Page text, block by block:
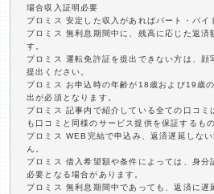
場合収入証明必要
プロミス 安定した収入があればパート・バイ
プロミス 無利息期間中に、残高に応じた返済
す。
プロミス 運転免許証を提出できない方は、顔
提出ください。
プロミス お申込時の年齢が18歳および19歳
出が必須となります。
プロミス 記事内で紹介している全ての口コミ
も口コミと同様のサービス提供を保証するも
プロミス WEB完結で申込み、返済遅延しな
ん。
プロミス 借入希望額や条件によっては、身分
必要となる場合があります。
プロミス 無利息期間中であっても、返済に遅